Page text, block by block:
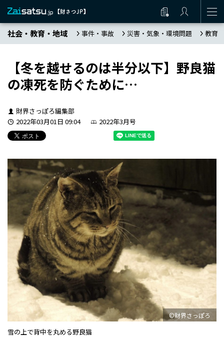
社会・教育・地域 事件・事故 災害・気象・環境問題 教育
【冬を越せるのは半分以下】野良猫
の凍死を防ぐために…
財界さっぽろ編集部
2022年03月01日 09:04
2022年3月号
©財界さっぽろ
雪の上で背中を丸める野良猫